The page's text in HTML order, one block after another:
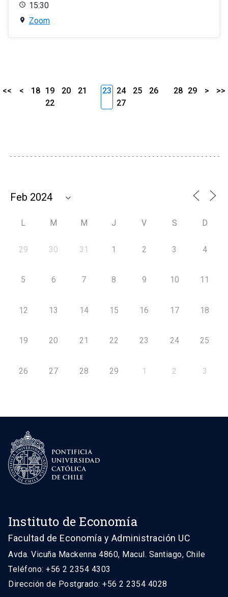
15:30
Zoom
<< < 18 19 20
21
22
23 24 25
26
27
28 29 > >>
L M M J V S D
29 30 31 1 2 3 4
5 6 7 8 9 10 11
12 13 14 15 16 17 18
19 20 21 22 23 24 25
26 27 28 29 1 2 3
Instituto de Economía
Facultad de Economía y Administración UC
Avda. Vicuña Mackenna 4860, Macul. Santiago, Chile
Teléfono: +56 2 2354 4303
Dirección de Postgrado: +56 2 2354 4028